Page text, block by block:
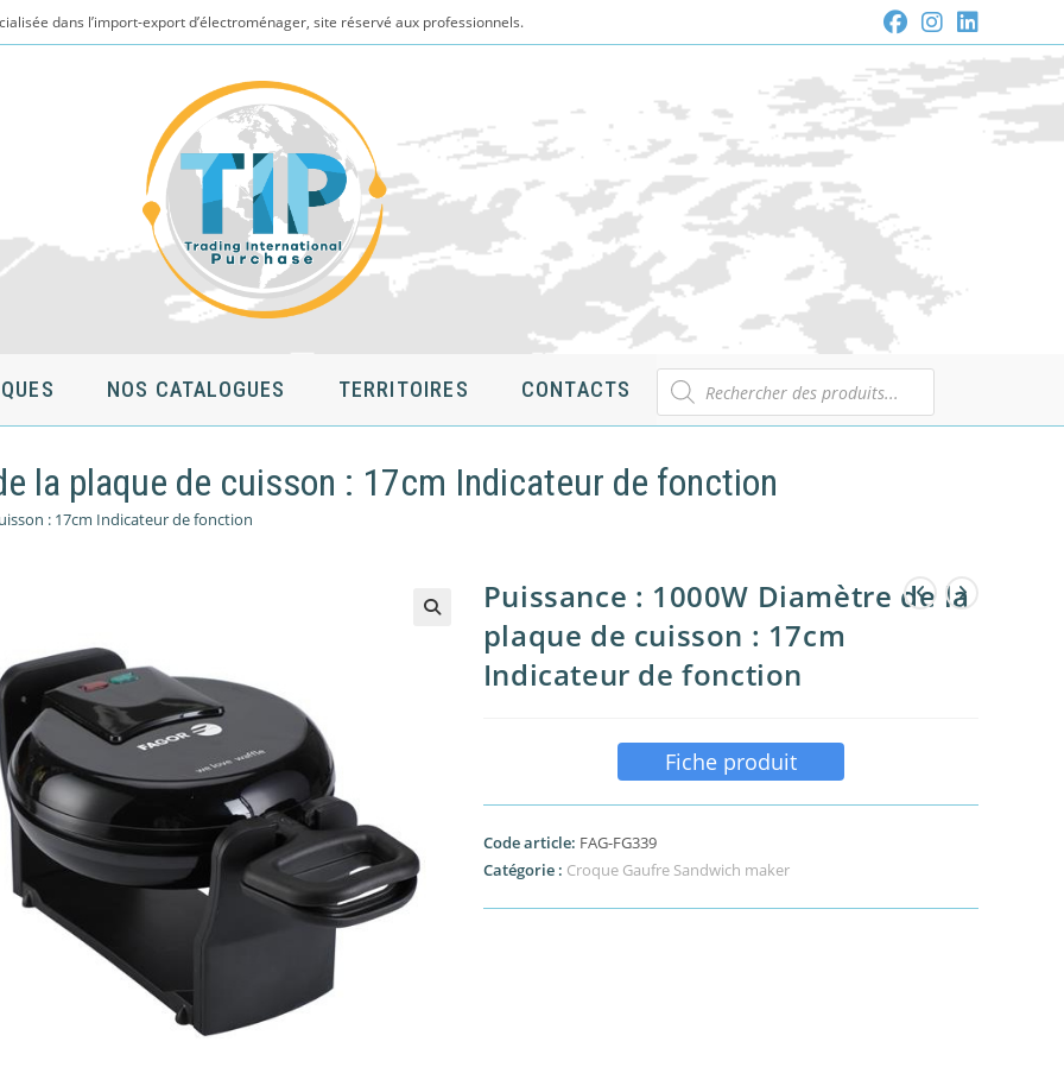
dans l’import-export d’électroménager, site réservé aux professionnels.
NOS CATALOGUES TERRITOIRES CONTACTS
Recherche
de
produits
la plaque de cuisson : 17cm Indicateur de fonction
: 17cm Indicateur de fonction
Puissance : 1000W Diamètre de la
plaque de cuisson : 17cm
Indicateur de fonction
Fiche produit
Code article: FAG-FG339
Catégorie : Croque Gaufre Sandwich maker